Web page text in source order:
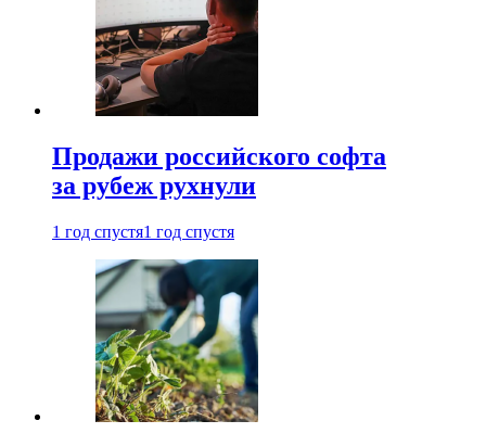
Продажи российского софта
за рубеж рухнули
1 год спустя1 год спустя